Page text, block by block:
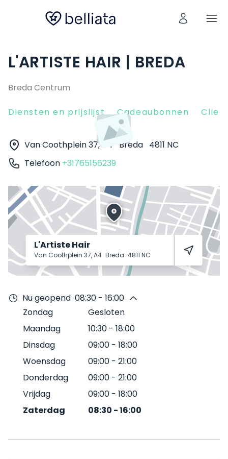
L'ARTISTE HAIR | BREDA
Breda Centrum
Diensten en prijslijst Cadeaubonnen
Van Coothplein 37, A4 Breda 4811 NC
Telefoon +31765156239
L'Artiste Hair
Van Coothplein 37, A4 Breda 4811 NC
Nu geopend 08:30 - 16:00
Zondag
Gesloten
Maandag
10:30 - 18:00
Dinsdag
09:00 - 18:00
Woensdag
09:00 - 21:00
Donderdag
09:00 - 21:00
Vrijdag
09:00 - 18:00
Zaterdag
08:30 -16:00